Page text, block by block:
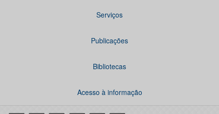
Serviços
Publicações
Bibliotecas
Acesso à informação